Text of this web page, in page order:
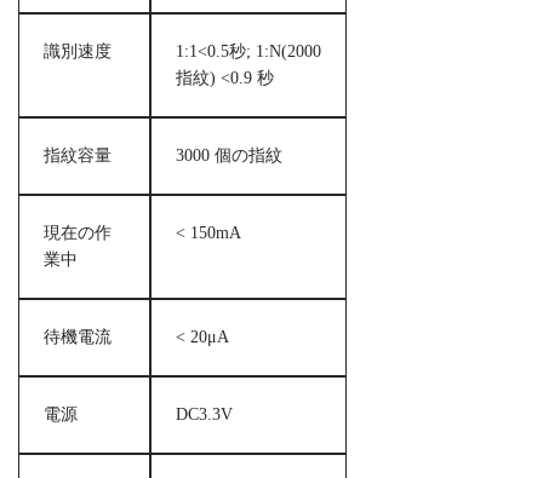
識別速度
1:1<0.5秒; 1:N(2000
指紋) <0.9 秒
指紋容量 3000 個の指紋
現在の作
業中
< 150mA
待機電流 < 20μA
電源 DC3.3V